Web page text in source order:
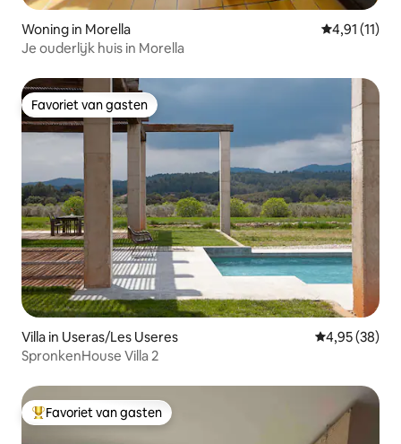
Woning in Morella Gemiddelde
4,91 (11)
Je ouderlijk huis in Morella
Favoriet van gasten
Favoriet van gasten
Villa in Useras/Les Useres Gemiddelde
4,95 (38)
SpronkenHouse Villa 2
Topfavoriet van gasten
Favoriet van gasten